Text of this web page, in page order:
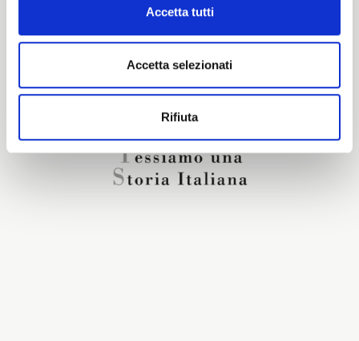
Accetta tutti
Accetta selezionati
Rifiuta
Are you interested in this fabric?
CONTACT OUR FINANCIAL ADVISOR